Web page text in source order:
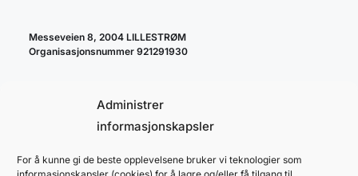
Administrer
informasjonskapsler
For å kunne gi de beste opplevelsene bruker vi teknologier som
Messeveien 8, 2004 LILLESTRØM
Organisasjonsnummer 921291930
cookie policy